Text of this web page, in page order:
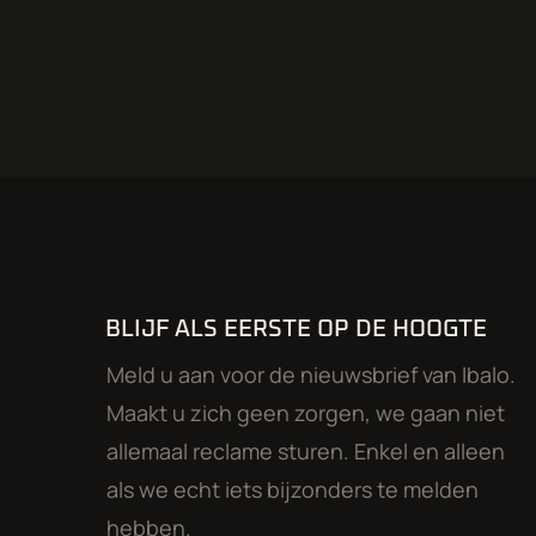
BLIJF ALS EERSTE OP DE HOOGTE
Meld u aan voor de nieuwsbrief van Ibalo.
Maakt u zich geen zorgen, we gaan niet
allemaal reclame sturen. Enkel en alleen
als we echt iets bijzonders te melden
hebben.